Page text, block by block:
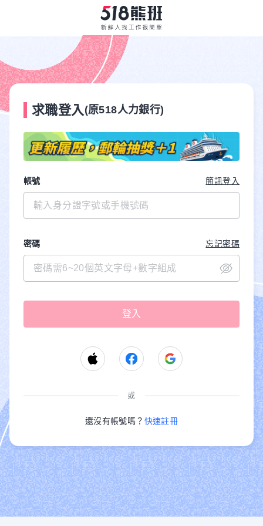
求職登入 (原518人力銀行)
帳號 簡訊登入
密碼 忘記密碼
或
還沒有帳號嗎？ 快速註冊